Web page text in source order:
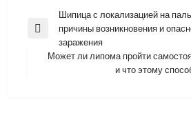
Навигация
по
записям
Previous
Шипица с локализацией на
причины возникновения и
заражения
Может ли липома пройти
и что этому